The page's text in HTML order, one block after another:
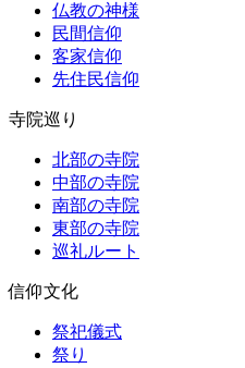
仏教の神様
民間信仰
客家信仰
先住民信仰
寺院巡り
北部の寺院
中部の寺院
南部の寺院
東部の寺院
巡礼ルート
信仰文化
祭祀儀式
祭り